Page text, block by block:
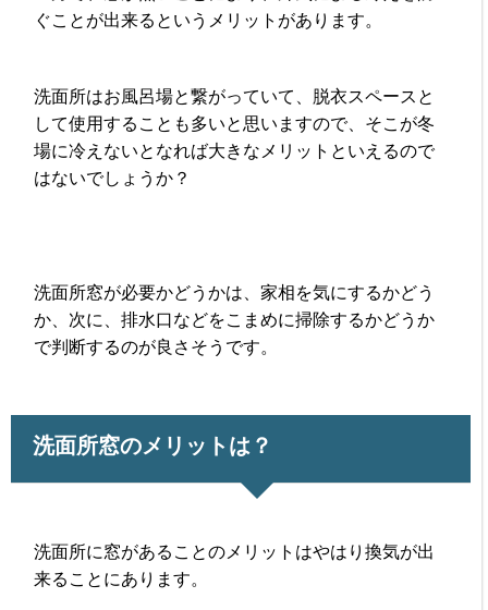
ぐことが出来るというメリットがあります。
洗面所はお風呂場と繋がっていて、脱衣スペースと
して使用することも多いと思いますので、そこが冬
場に冷えないとなれば大きなメリットといえるので
はないでしょうか？
洗面所窓が必要かどうかは、家相を気にするかどう
か、次に、排水口などをこまめに掃除するかどうか
で判断するのが良さそうです。
洗面所窓のメリットは？
洗面所に窓があることのメリットはやはり換気が出
来ることにあります。